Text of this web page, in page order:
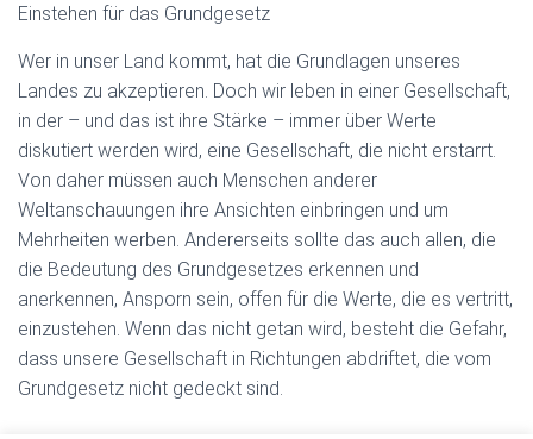
Einstehen für das Grundgesetz
Wer in unser Land kommt, hat die Grundlagen unseres
Landes zu akzeptieren. Doch wir leben in einer Gesellschaft,
in der – und das ist ihre Stärke – immer über Werte
diskutiert werden wird, eine Gesellschaft, die nicht erstarrt.
Von daher müssen auch Menschen anderer
Weltanschauungen ihre Ansichten einbringen und um
Mehrheiten werben. Andererseits sollte das auch allen, die
die Bedeutung des Grundgesetzes erkennen und
anerkennen, Ansporn sein, offen für die Werte, die es vertritt,
einzustehen. Wenn das nicht getan wird, besteht die Gefahr,
dass unsere Gesellschaft in Richtungen abdriftet, die vom
Grundgesetz nicht gedeckt sind.